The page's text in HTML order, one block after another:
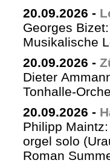
20.09.2026 -
Georges
Musikalische
20.09.2026 -
Dieter
Tonhalle-
20.09.2026 -
Philipp
orgel solo
Roman